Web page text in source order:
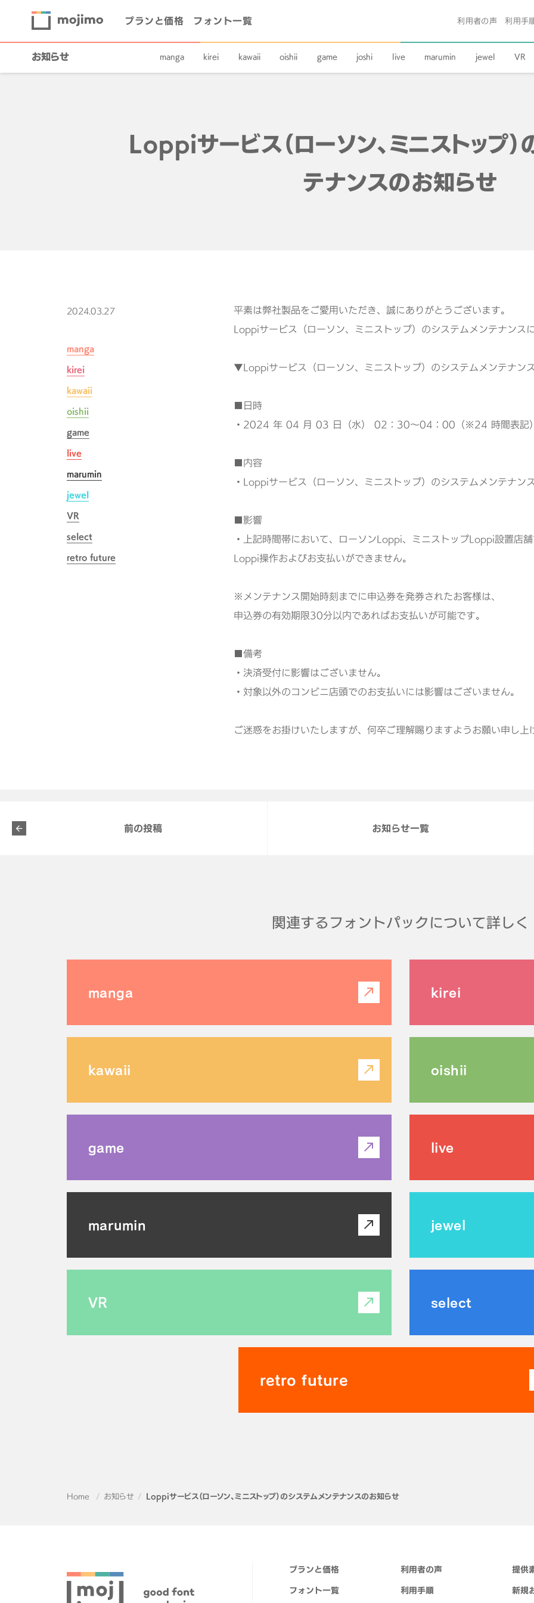
プランと価格 フォント一覧 利用者の声 利用手
お知らせ manga kirei kawaii oishii game joshi live marumin jewel VR
Loppiサービス（ローソン、ミニストップ
テナンスのお知らせ
2024.03.27
manga
kirei
kawaii
oishii
game
live
marumin
jewel
VR
select
retro future
平素は弊社製品をご愛用いただき、誠にありがとうございます。
Loppiサービス（ローソン、ミニストップ）のシステムメンテナンス
▼Loppiサービス（ローソン、ミニストップ）のシステムメンテナン
■日時
・2024 年 04 月 03 日（水） 02：30～04：00（※24 時間表記
■内容
・Loppiサービス（ローソン、ミニストップ）のシステムメンテナン
■影響
・上記時間帯において、ローソンLoppi、ミニストップLoppi設置店
Loppi操作およびお支払いができません。
※メンテナンス開始時刻までに申込券を発券されたお客様は、
申込券の有効期限30分以内であればお支払いが可能です。
■備考
・決済受付に影響はございません。
・対象以外のコンビニ店頭でのお支払いには影響はございません。
ご迷惑をお掛けいたしますが、何卒ご理解賜りますようお願い申し上
前の投稿 お知らせ一覧
関連するフォントパックについて詳しく
manga kirei
kawaii oishii
game live
marumin jewel
VR select
retro future
Home お知らせ Loppiサービス（ローソン、ミニストップ）のシステムメンテナンスのお知らせ
プランと価格
フォント一覧
利用者の声
利用手順
提供
新規